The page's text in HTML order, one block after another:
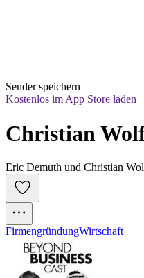
Sender speichern
Kostenlos im App Store laden
Christian
Eric Demuth und Christian
FirmengründungWirtschaft